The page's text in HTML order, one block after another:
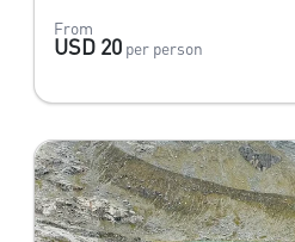
From
USD 20 per person